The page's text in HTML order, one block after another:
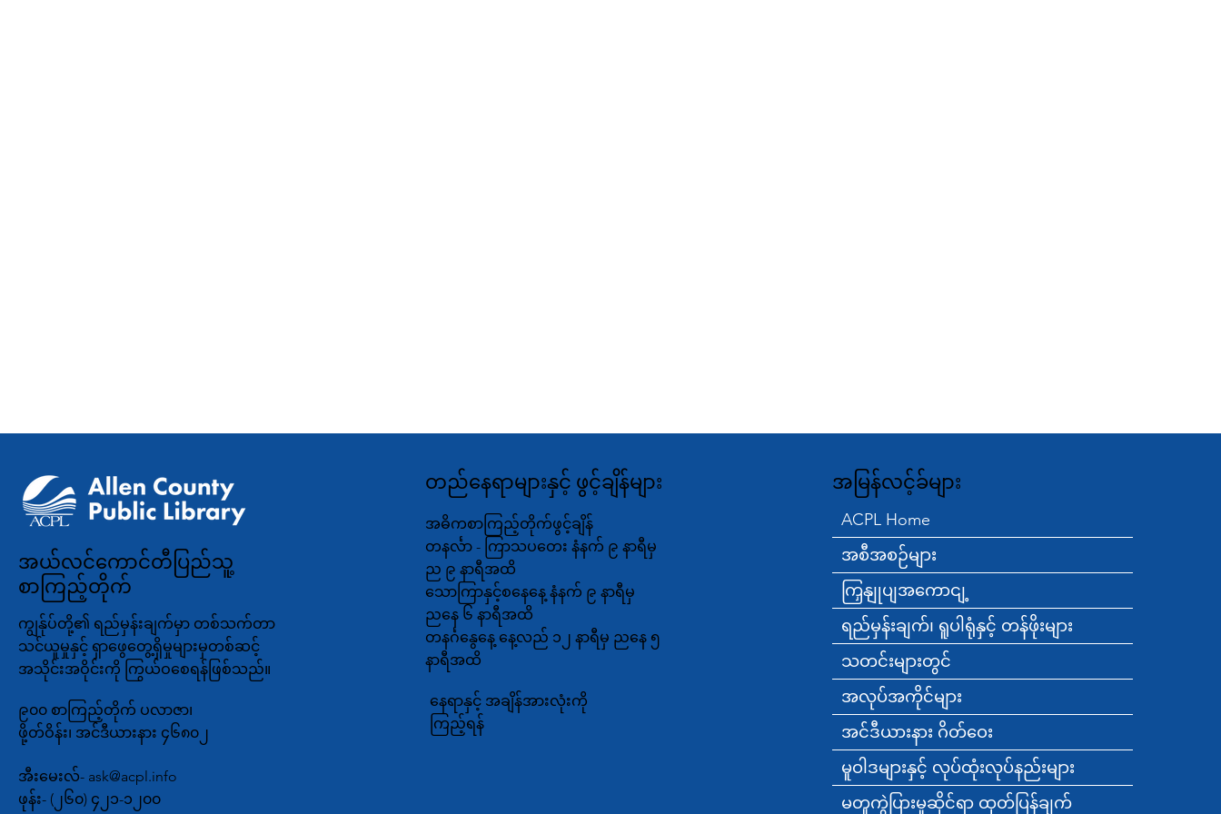
အယ်လင်ကောင်တီပြည်သူ့
စာကြည့်တိုက်
ကျွန်ုပ်တို့၏ ရည်မှန်းချက်မှာ တစ်သက်တာ
သင်ယူမှုနှင့် ရှာဖွေတွေ့ရှိမှုများမှတစ်ဆင့်
အသိုင်းအဝိုင်းကို ကြွယ်ဝစေရန်ဖြစ်သည်။
၉၀၀ စာကြည့်တိုက် ပလာဇာ၊
ဖို့တ်ဝိန်း၊ အင်ဒီယားနား ၄၆၈၀၂
အီးမေးလ်- ask@acpl.info
ဖုန်း- (၂၆၀) ၄၂၁-၁၂၀၀
တည်နေရာများနှင့် ဖွင့်ချိန်များ
အဓိကစာကြည့်တိုက်ဖွင့်ချိန်
တနင်္လာ - ကြာသပတေး နံနက် ၉ နာရီမှ
ည ၉ နာရီအထိ
သောကြာနှင့်စနေနေ့ နံနက် ၉ နာရီမှ
ညနေ ၆ နာရီအထိ
တနင်္ဂနွေနေ့ နေ့လည် ၁၂ နာရီမှ ညနေ ၅
နာရီအထိ
နေရာနှင့် အချိန်အားလုံးကို
ကြည့်ရန်
အမြန်လင့်ခ်များ
ACPL Home
အစီအစဉ်များ
ကြှနျုပျအကောငျ့
ရည်မှန်းချက်၊ ရူပါရုံနှင့် တန်ဖိုးများ
သတင်းများတွင်
အလုပ်အကိုင်များ
အင်ဒီယားနား ဂိတ်ဝေး
မူဝါဒများနှင့် လုပ်ထုံးလုပ်နည်းများ
မတူကွဲပြားမှုဆိုင်ရာ ထုတ်ပြန်ချက်